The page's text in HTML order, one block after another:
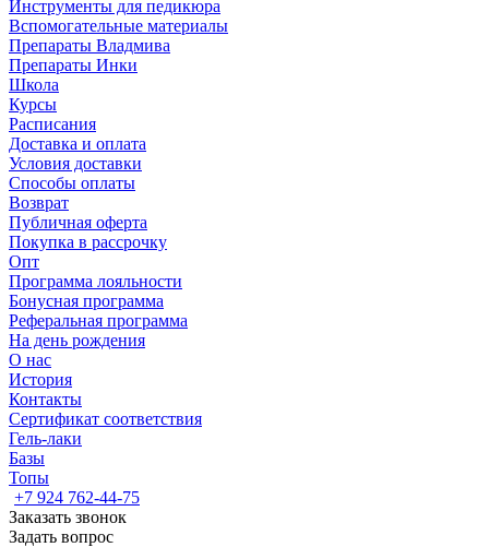
Инструменты для педикюра
Вспомогательные материалы
Препараты Владмива
Препараты Инки
Школа
Курсы
Расписания
Доставка и оплата
Условия доставки
Способы оплаты
Возврат
Публичная оферта
Покупка в рассрочку
Опт
Программа лояльности
Бонусная программа
Реферальная программа
На день рождения
О нас
История
Контакты
Сертификат соответствия
Гель-лаки
Базы
Топы
+7 924 762-44-75
Заказать звонок
Задать вопрос